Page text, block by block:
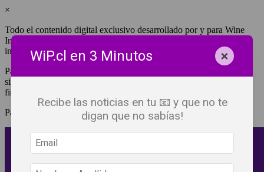
×
Todo el contenido digital exclusivo desarrollado por y para Wine
Independent Press Chile, cuenta con derechos de propiedad
intelectual.
Para tener acceso a una copia y/o impresión de cualquiera de ellos
sin fines de lucro, debes ser #SuscriptorWiP.^Para su réplica con
fines comerciales debes contactar al e-mail
Pagas una sola vez al año y disfrutas por 12 meses.
WiP.cl en 3 Minutos ×
Recibe las noticias en tu 📧 y que no te
digan que no sabías!